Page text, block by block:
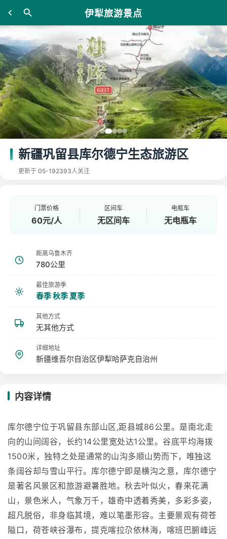
伊犁旅游景点
新疆巩留县库尔德宁生态旅游区
更新于 05-192393人关注
门票价格
60元/人
区间车
无区间车
电瓶车
无电瓶车
距离乌鲁木齐
780公里
最佳旅游季
春季 秋季 夏季
其他方式
无其他方式
详细地址
新疆维吾尔自治区伊犁哈萨克自治州
内容详情
库尔德宁位于巩留县东部山区,距县城86公里。是南北走
向的山间阔谷，长约14公里宽处达1公里。谷底平均海拨
1500米，独特之处是通常的山沟多顺山势而下，唯独这
条阔谷却与雪山平行。库尔德宁即是横沟之意，库尔德宁
是著名风景区和旅游避暑胜地。秋去叶似火，春来花满
山，景色米人，气象万千，雄奇中透着秀美，多彩多姿，
超凡脱俗，非身临其境，难以笔墨形容。主要景观有荷苍
隘口，荷苍峡谷瀑布，提克喀拉尕依林海，喀班巴腑峰远